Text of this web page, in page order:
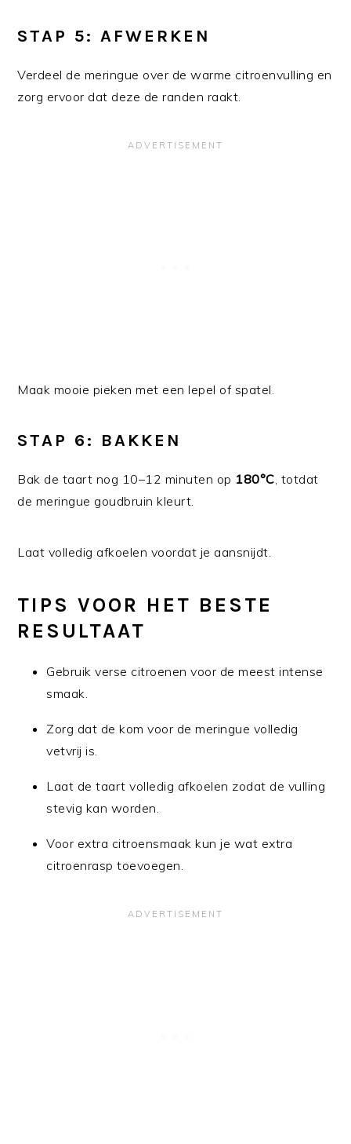
STAP 5: AFWERKEN
Verdeel de meringue over de warme citroenvulling en
zorg ervoor dat deze de randen raakt.
Maak mooie pieken met een lepel of spatel.
STAP 6: BAKKEN
Bak de taart nog 10–12 minuten op 180°C , totdat
de meringue goudbruin kleurt.
Laat volledig afkoelen voordat je aansnijdt.
TIPS VOOR HET BESTE
RESULTAAT
Gebruik verse citroenen voor de meest intense
smaak.
Zorg dat de kom voor de meringue volledig
vetvrij is.
Laat de taart volledig afkoelen zodat de vulling
stevig kan worden.
Voor extra citroensmaak kun je wat extra
citroenrasp toevoegen.